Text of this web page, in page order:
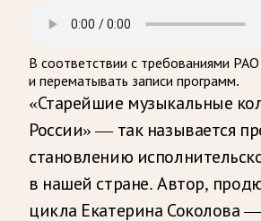
В соответствии с требованиями РАО
и перематывать записи программ.
«Старейшие музыкальные
России» — так называется
становлению
в нашей стране. Автор,
цикла Екатерина Соколова